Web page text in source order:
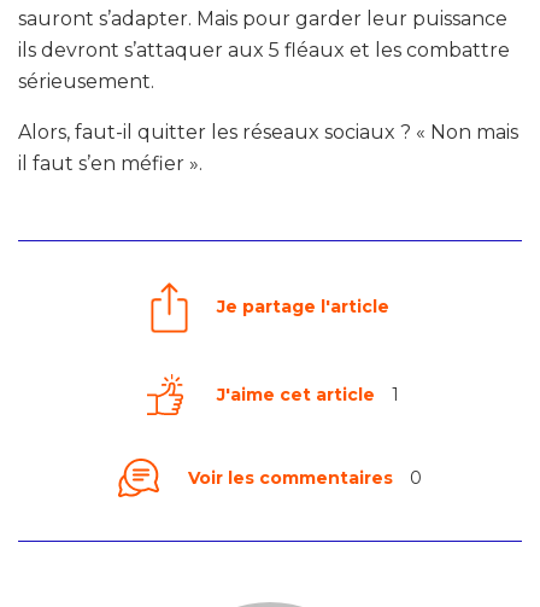
sauront s’adapter. Mais pour garder leur puissance
ils devront s’attaquer aux 5 fléaux et les combattre
sérieusement.
Alors, faut-il quitter les réseaux sociaux ? « Non mais
il faut s’en méfier ».
Je partage l'article
J'aime cet article 1
Voir les commentaires 0